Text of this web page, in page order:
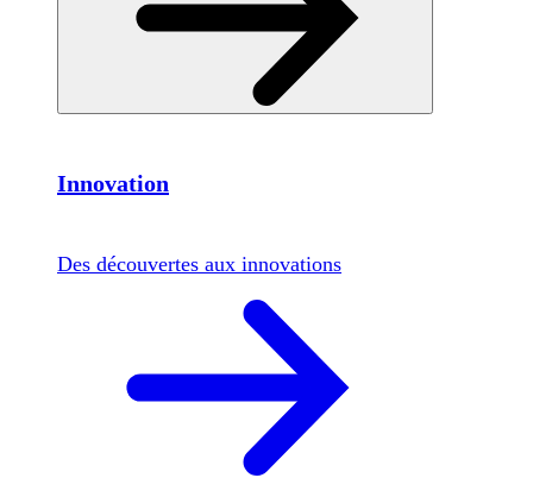
Innovation
Des découvertes aux innovations